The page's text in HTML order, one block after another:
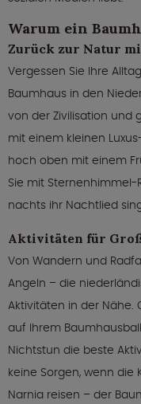
Warum ein
Zurück zur Natur
Vergessen Sie Ihre
Baumhaus in den
von der Zivilisation und
mit einem kleinen
hoch oben mit einem
Sie mit Sternenhimmel-
nachts ihr Nachtlied
Aktivitäten für
Von Wandern und
Angeln – die
Aktivitäten in der Nähe.
auf Ihrem
Nichtstun die beste
keine Sorgen, wenn die
Narnia reisen – der